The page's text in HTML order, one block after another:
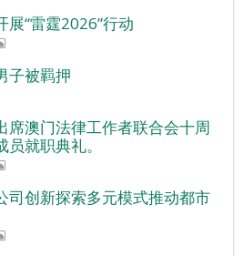
展“雷霆2026”行动
子被羁押
席澳门法律工作者联合会十周
就职典礼。
司创新探索多元模式推动都市